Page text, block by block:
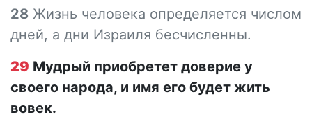
28 Жизнь человека определяется числом
дней, а дни Израиля бесчисленны.
29 Мудрый приобретет доверие у
своего народа, и имя его будет жить
вовек.